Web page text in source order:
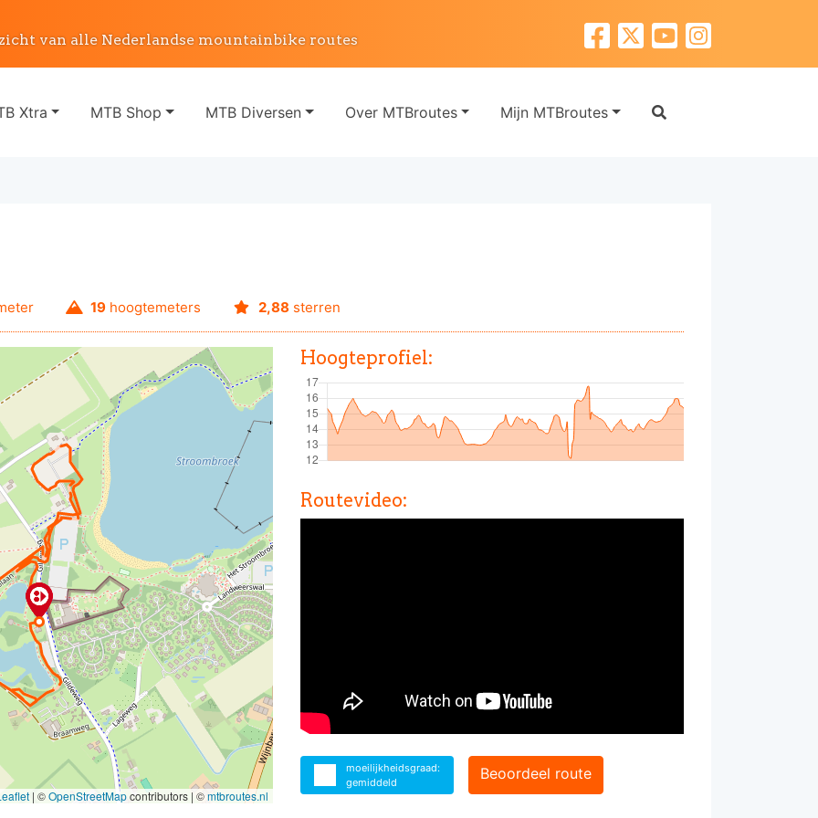
van alle Nederlandse mountainbike routes
Xtra MTB Shop MTB Diversen Over MTBroutes Mijn MTBroutes
19 hoogtemeters 2,88 sterren
| ©OpenStreetMapcontributors | ©mtbroutes.nl
Hoogteprofiel:
Routevideo:
moeilijkheidsgraad:
gemiddeld
Beoordeel route